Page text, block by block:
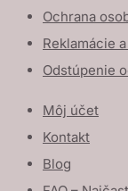
Ochrana
Reklamácie
Odstúpenie
Môj účet
Kontakt
Blog